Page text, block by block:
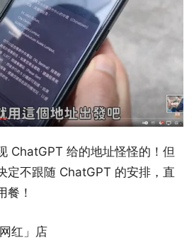
ChatGPT 给的地址怪怪的！但
定不跟随 ChatGPT 的安排，直
餐！
红」店